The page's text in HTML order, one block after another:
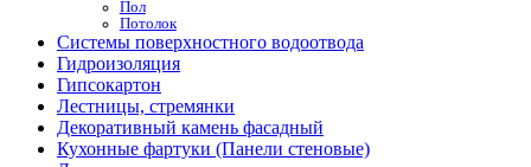
Пол
Потолок
Системы поверхностного водоотвода
Гидроизоляция
Гипсокартон
Лестницы, стремянки
Декоративный камень фасадный
Кухонные фартуки (Панели стеновые)